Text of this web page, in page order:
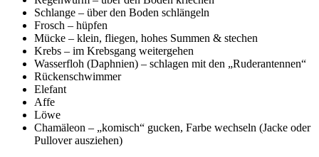
Schlange – über den Boden schlängeln
Frosch – hüpfen
Mücke – klein, fliegen, hohes Summen & stechen
Krebs – im Krebsgang weitergehen
Wasserfloh (Daphnien) – schlagen mit den „Ruderantennen“
Rückenschwimmer
Elefant
Affe
Löwe
Chamäleon – „komisch“ gucken, Farbe wechseln (Jacke oder
Pullover ausziehen)